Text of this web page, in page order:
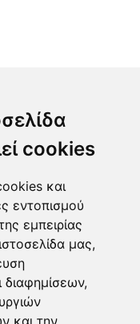
cookies
και
εντοπισμού
εμπειρίας
μας,
διαφημίσεων,
και την